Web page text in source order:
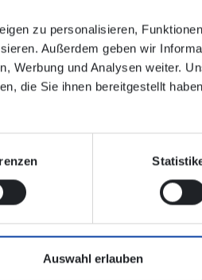
zu personalisieren,
Außerdem geben wir
Werbung und Analysen weiter.
die Sie ihnen bereitgestellt
Auswahl erlauben
und „Sinzig, Amtsgericht/
enthalten!
Verkehrsmeldungen DB Regio